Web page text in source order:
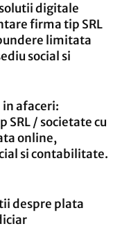
digitale
firma tip SRL
limitata
social si
afaceri:
/ societate cu
online,
si contabilitate.
despre plata